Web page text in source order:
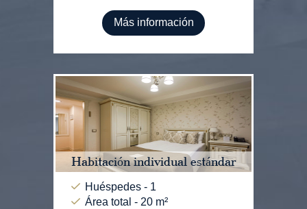
Más información
Habitación individual estándar
Huéspedes - 1
Área total - 20 m²